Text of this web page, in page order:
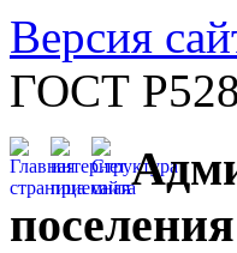
Версия
ГОСТ
поселения